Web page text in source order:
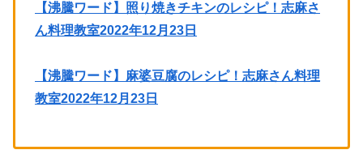
【沸騰ワード】照り焼きチキンのレシピ！志麻さ
ん料理教室2022年12月23日
【沸騰ワード】麻婆豆腐のレシピ！志麻さん料理
教室2022年12月23日